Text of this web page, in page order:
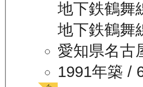
地下鉄鶴舞
地下鉄鶴舞
愛知県名古
1991年築 /